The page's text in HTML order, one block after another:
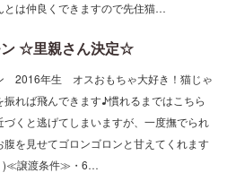
2016年生 オスおもちゃ大好き！猫じゃ
振れば飛んできます♪慣れるまではこちら
づくと逃げてしまいますが、一度撫でられ
腹を見せてゴロンゴロンと甘えてくれます
)≪譲渡条件≫・6…